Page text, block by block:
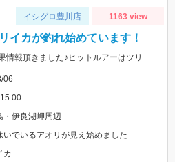
イシグロ豊川店 1163 view
イカが釣れ始めています！
お客様「T様」よりアオリイカ釣果情報頂きました♪ヒットルアーはツリノTHEエギの２．５サイズ。5杯ほど泳いでいるイカも目撃、バラシもあったそうです。今後は三河湾内にもどんどん入ってきそうですね！
06
・伊良湖岬周辺
いでいるアオリが見え始めました
カ